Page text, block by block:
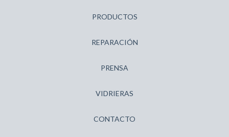
PRODUCTOS
REPARACIÓN
PRENSA
VIDRIERAS
CONTACTO